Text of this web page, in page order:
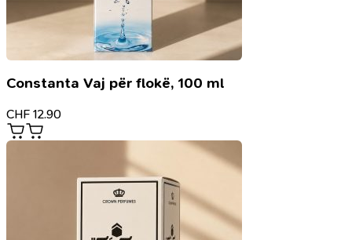
Constanta Vaj për flokë, 100 ml
CHF 12.90